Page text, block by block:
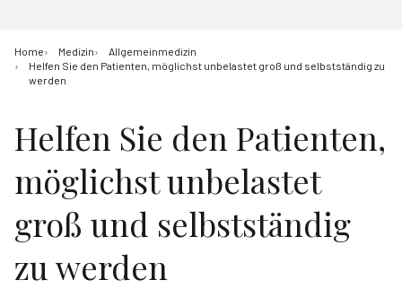
Home Medizin
Allgemeinmedizin
Helfen Sie den Patienten, möglichst unbelastet groß und selbstständig zu
werden
Helfen Sie den Patienten,
möglichst unbelastet
groß und selbstständig
zu werden